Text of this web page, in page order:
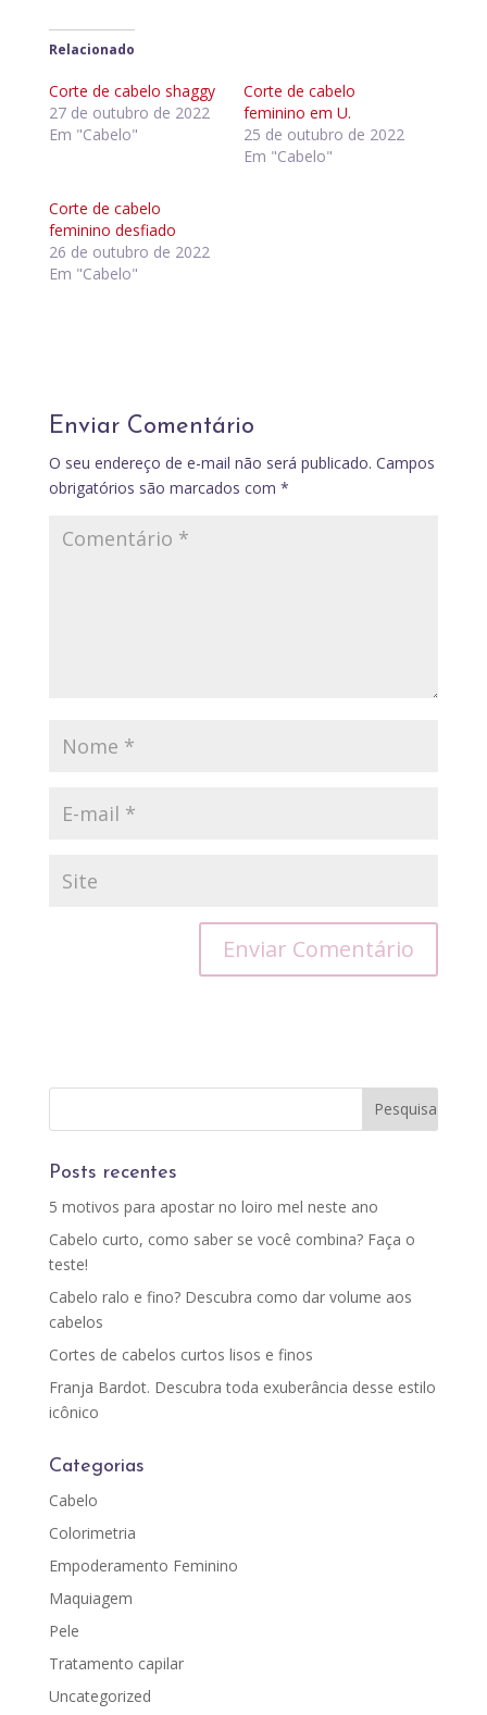
Relacionado
Corte de cabelo shaggy
27 de outubro de 2022
Em "Cabelo"
Corte de cabelo
feminino em U.
25 de outubro de 2022
Em "Cabelo"
Corte de cabelo
feminino desfiado
26 de outubro de 2022
Em "Cabelo"
Enviar Comentário
O seu endereço de e-mail não será publicado. Campos
obrigatórios são marcados com *
Posts recentes
5 motivos para apostar no loiro mel neste ano
Cabelo curto, como saber se você combina? Faça o
teste!
Cabelo ralo e fino? Descubra como dar volume aos
cabelos
Cortes de cabelos curtos lisos e finos
Franja Bardot. Descubra toda exuberância desse estilo
icônico
Categorias
Cabelo
Colorimetria
Empoderamento Feminino
Maquiagem
Pele
Tratamento capilar
Uncategorized